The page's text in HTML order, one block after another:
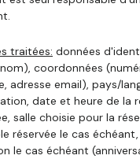
traitées: données
coordonnées
adresse email), pays/
date et heure de la
salle choisie pour la
réservée le cas
le cas échéant